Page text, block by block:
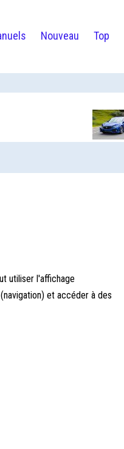
Nouveau Top
utiliser l'affichage
et accéder à des